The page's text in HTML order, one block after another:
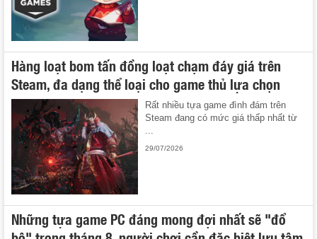
Hàng loạt bom tấn đồng loạt chạm đáy giá trên
Steam, đa dạng thể loại cho game thủ lựa chọn
Rất nhiều tựa game đình đám trên
Steam đang có mức giá thấp nhất từ
...
29/07/2026
Những tựa game PC đáng mong đợi nhất sẽ "đổ